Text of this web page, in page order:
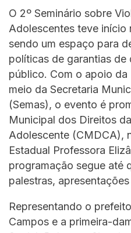
O 2º Seminário sobre
Adolescentes teve início
sendo um espaço para
políticas de garantias de
público. Com o apoio da
meio da Secretaria
(Semas), o evento é
Municipal dos Direitos
Adolescente (CMDCA),
Estadual Professora
programação segue até
palestras,
Representando o
Campos e a primeira-